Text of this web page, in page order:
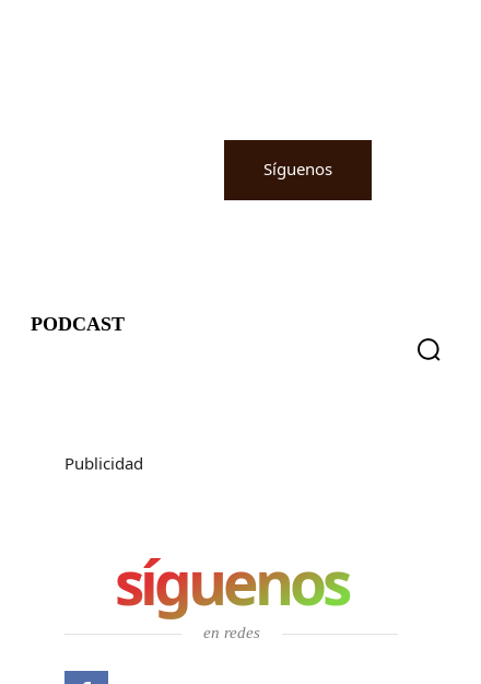
Síguenos
PODCAST
Publicidad
síguenos
en redes